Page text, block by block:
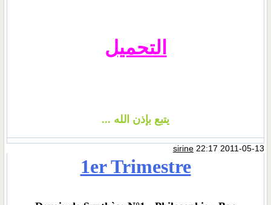
التحميل
يتبع بإذن الله ...
sirine22:17 2011-05-13
1er Trimestre